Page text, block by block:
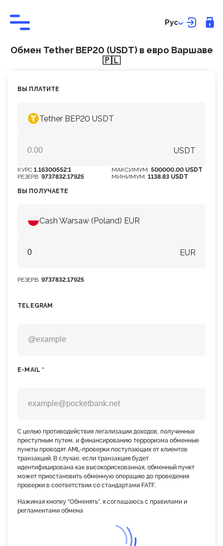
Рус
Обмен Tether BEP20 (USDT) в евро Варшаве
🇵🇱
ВЫ ПЛАТИТЕ
Tether BEP20 USDT
USDT
РЕЗЕРВ 9737832.17925
КУРС 1.16300552:1
МИНИМУМ 1138.83 USDT
МАКСИМУМ 500000.00 USDT
ВЫ ПОЛУЧАЕТЕ
Cash Warsaw (Poland) EUR
EUR
РЕЗЕРВ 9737832.17925
TELEGRAM
E-MAIL *
С целью противодействия легализации доходов, полученных
преступным путем, и финансированию терроризма обменные
пункты проводят AML-проверки поступающих от клиентов
транзакций. В случае, если транзакция будет
идентифицирована как высокорискованная, обменный пункт
может приостановить обменную операцию до проведения
проверки в соответствии со стандартами FATF.
Нажимая кнопку “Обменять”, я соглашаюсь с правилами и
регламентами обмена